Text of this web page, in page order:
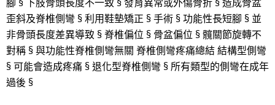
歪斜及脊椎側彎 § 利用鞋墊矯正 § 手術 § 功能性長短腳 § 並
非骨頭長度差異導致 § 脊椎偏位 § 骨盆偏位 § 髖關節旋轉不
對稱 § 與功能性脊椎側彎無關 脊椎側彎疼痛總結 結構型側彎
§ 可能會造成疼痛 § 退化型脊椎側彎 § 所有類型的側彎在成年
過後 §